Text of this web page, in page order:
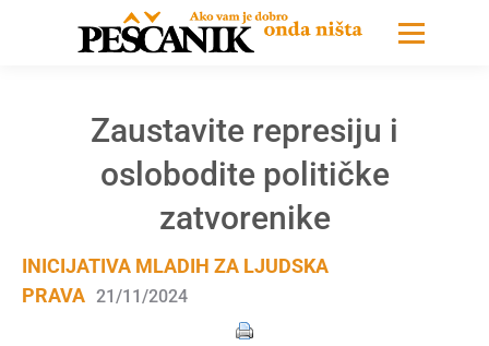
Zaustavite represiju i
oslobodite političke
zatvorenike
INICIJATIVA MLADIH ZA LJUDSKA
PRAVA 21/11/2024